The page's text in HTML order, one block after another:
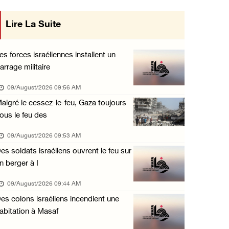
Deux civils blessés lors d’une attaque menée ...
08/August/2026 02:54 PM
Le Président reçoit le conseil municipal de ...
08/August/2026 02:21 PM
L’occupation continue de ravager des terres ...
08/August/2026 12:16 PM
73384 martyrs et 174242 blessés depuis le dé ...
08/August/2026 11:22 AM
Des colons terroristes attaquent une maison ...
08/August/2026 10:31 AM
Les forces d’occupation mènent des enquêtes ...
en œuvre des décisions du Conseil
concernant les relations avec
Lire La Suite
forces israéliennes installent un
militaire
09/August/2026 09:56 AM
le cessez-le-feu, Gaza toujours
le feu des
09/August/2026 09:53 AM
soldats israéliens ouvrent le feu sur
berger à I
09/August/2026 09:44 AM
colons israéliens incendient une
à Masaf